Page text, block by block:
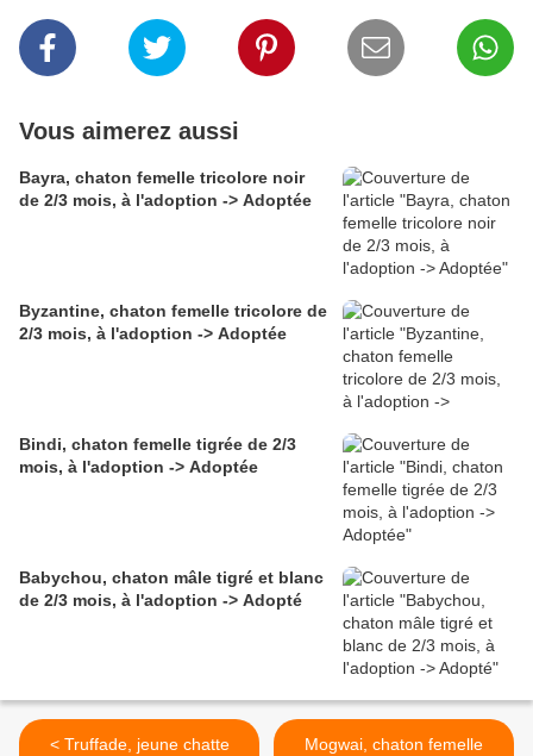
Vous aimerez aussi
Bayra, chaton femelle tricolore noir
de 2/3 mois, à l'adoption -> Adoptée
Byzantine, chaton femelle tricolore de
2/3 mois, à l'adoption -> Adoptée
Bindi, chaton femelle tigrée de 2/3
mois, à l'adoption -> Adoptée
Babychou, chaton mâle tigré et blanc
de 2/3 mois, à l'adoption -> Adopté
< Truffade, jeune chatte
Mogwai, chaton femelle